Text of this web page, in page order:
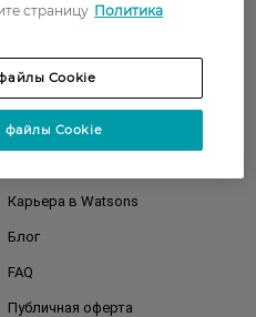
Магазины
Карьера в Watsons
Блог
FAQ
Публичная оферта
страницу Политика
Cookie
файлы Cookie